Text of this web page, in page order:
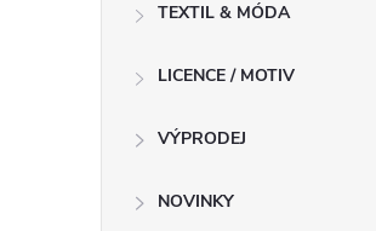
TEXTIL & MÓDA
LICENCE / MOTIV
VÝPRODEJ
NOVINKY